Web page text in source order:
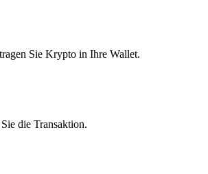
Sie Krypto in Ihre Wallet.
die Transaktion.